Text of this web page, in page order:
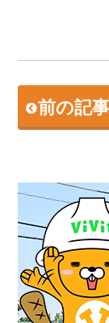
前の記事